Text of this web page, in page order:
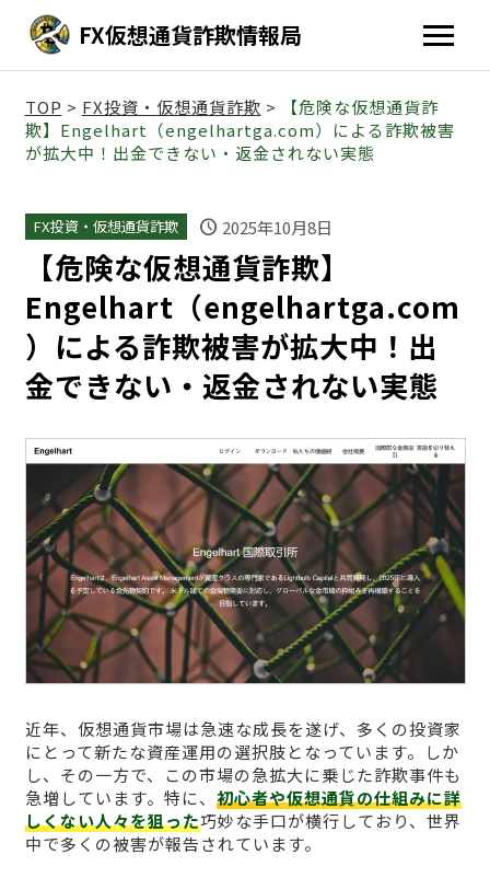
FX仮想通貨詐欺情報局
TOP > FX投資・仮想通貨詐欺 >
【危険な仮想通貨詐
欺】Engelhart（engelhartga.com）による詐欺被害
が拡大中！出金できない・返金されない実態
FX投資・仮想通貨詐欺 schedule 2025年10月8日
【危険な仮想通貨詐欺】
Engelhart（engelhartga.com
）による詐欺被害が拡大中！出
金できない・返金されない実態
近年、仮想通貨市場は急速な成長を遂げ、多くの投資家
にとって新たな資産運用の選択肢となっています。しか
し、その一方で、この市場の急拡大に乗じた詐欺事件も
急増しています。特に、 初心者や仮想通貨の仕組みに詳
しくない人々を狙った巧妙な手口が横行しており、世界
中で多くの被害が報告されています。